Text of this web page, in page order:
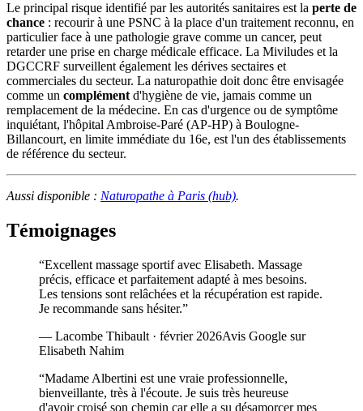
Le principal risque identifié par les autorités sanitaires est la perte de
chance : recourir à une PSNC à la place d'un traitement reconnu, en
particulier face à une pathologie grave comme un cancer, peut
retarder une prise en charge médicale efficace. La Miviludes et la
DGCCRF surveillent également les dérives sectaires et
commerciales du secteur. La naturopathie doit donc être envisagée
comme un complément d'hygiène de vie, jamais comme un
remplacement de la médecine. En cas d'urgence ou de symptôme
inquiétant, l'hôpital Ambroise-Paré (AP-HP) à Boulogne-
Billancourt, en limite immédiate du 16e, est l'un des établissements
de référence du secteur.
Aussi disponible : Naturopathe à Paris (hub).
Témoignages
“Excellent massage sportif avec Elisabeth. Massage
précis, efficace et parfaitement adapté à mes besoins.
Les tensions sont relâchées et la récupération est rapide.
Je recommande sans hésiter.”
— Lacombe Thibault · février 2026Avis Google sur
Elisabeth Nahim
“Madame Albertini est une vraie professionnelle,
bienveillante, très à l'écoute. Je suis très heureuse
d'avoir croisé son chemin car elle a su désamorcer mes